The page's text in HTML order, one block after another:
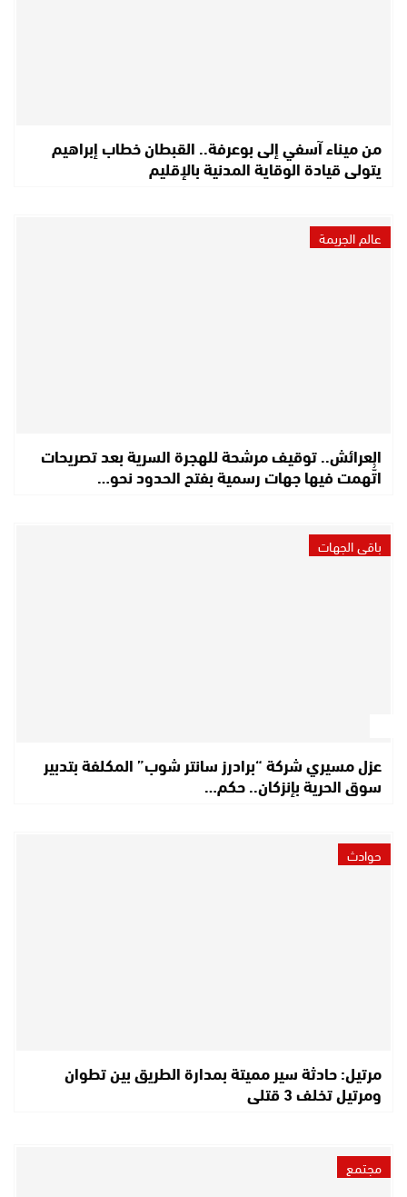
من ميناء آسفي إلى بوعرفة.. القبطان خطاب إبراهيم
يتولى قيادة الوقاية المدنية بالإقليم
عالم الجريمة
العرائش.. توقيف مرشحة للهجرة السرية بعد تصريحات
اتُّهمت فيها جهات رسمية بفتح الحدود نحو…
باقي الجهات
عزل مسيري شركة “برادرز سانتر شوب” المكلفة بتدبير
سوق الحرية بإنزكان.. حكم…
حوادث
مرتيل: حادثة سير مميتة بمدارة الطريق بين تطوان
ومرتيل تخلف 3 قتلى
مجتمع